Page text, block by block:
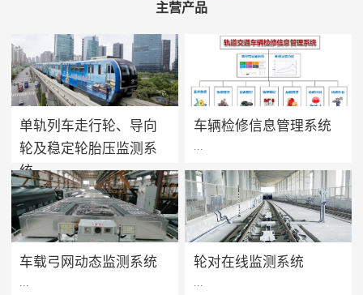
主营产品
单轨列车走行轮、导向
轮及稳定轮胎压监测系
统
...
单轨列车胎压监测系统用于实
时监测单轨列车走行轮、导向
轮及稳定轮的轮胎气压及温度
爆胎时能够及时做出预报及报
车辆检修信息管理系统
方案价值 · 提升设备可靠性：
系统将车辆维保工作聚焦在提
高设备可靠性上，促进被动维
设备健康状态预警及检修智能
车载弓网动态监测系统 轮对在线监测系统